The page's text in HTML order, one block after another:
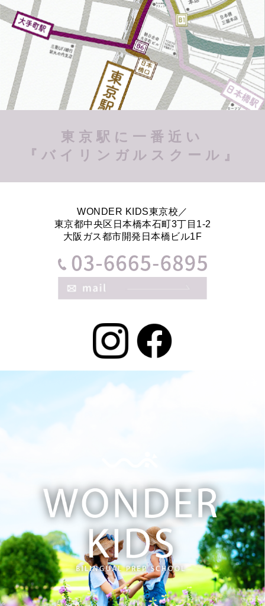
東京駅に一番近い
『バイリンガルスクール』
WONDER KIDS東京校／
東京都中央区日本橋本石町3丁目1-2
大阪ガス都市開発日本橋ビル1F